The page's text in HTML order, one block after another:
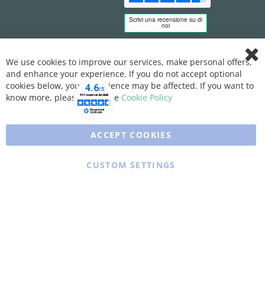
Bar
We use cookies to improve our services, make personal offers,
and enhance your experience. If you do not accept optional
cookies below, your experience may be affected. If you want to
know more, please, read the Cookie Policy
ACCEPT COOKIES
CUSTOM SETTINGS